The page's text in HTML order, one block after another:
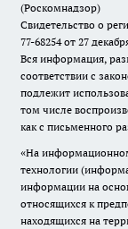
(Роскомнадзор)
Свидетельство о
77-68254 от 27
Вся информация,
соответствии с
подлежит
том числе
как с письменного
«На
технологии
информации на
относящихся к
находящихся на